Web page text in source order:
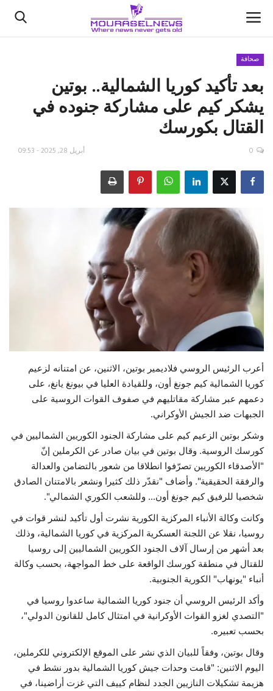
الأخبار
كتّابنا
السعودية
اقتصاد
علوم وتكنولوجيا
رياضة
فيديو
حياة
صحافة
بعد تأكيد كوريا الشمالية.. بوتين
يشكر كيم على مشاركة جنوده في
القتال بكورسك
أبريل 28, 2025 - 09:53 0
أعرب الرئيس الروسي فلاديمير بوتين، الاثنين، عن امتنانه لزعيم
كوريا الشمالية كيم جونغ أون، وللقيادة العليا في بيونغ يانغ، على
دعمهم عبر مشاركة مقاتليهم في صفوف القوات الروسية على
الجبهات ضد الجيش الأوكراني.
وشكر بوتين الزعيم كيم على مشاركة الجنود الكوريين الشماليين في
كورسك الروسية. وقال بوتين في بيان صادر عن الكرملين إنّ
"الأصدقاء الكوريين تصرّفوا انطلاقا من شعور بالتضامن والعدالة
والرفقة الحقيقية". وأضاف "نقدّر ذلك كثيرا ونشعر بالامتنان الصادق
شخصيا للرفيق كيم جونغ أون... وللشعب الكوري الشمالي".
وكانت وكالة الأنباء المركزية الكورية نشرت أول تأكيد لنشر قوات في
روسيا، نقلا عن اللجنة العسكرية المركزية في كوريا الشمالية، وذلك
بعد أشهر من إرسال آلاف الجنود الكوريين الشماليين إلى روسيا
للقتال في منطقة كورسك الواقعة على خط المواجهة، بحسب وكالة
أنباء "يونهاب" الكورية الجنوبية.
وأكد الرئيس الروسي أن جنود كوريا الشمالية ساعدوا روسيا في
"التصدي لغزو القوات الأوكرانية في امتثال كامل للقانون الدولي"،
بحسب تعبيره.
وقال بوتين، وفقاً للبيان الذي نشر على الموقع الإلكتروني للكرملين،
اليوم الاثنين: "قامت وحدات جيش كوريا الشمالية بدور نشط في
هزيمة تشكيلات النازيين الجدد لنظام كييف التي غزت أراضينا، في